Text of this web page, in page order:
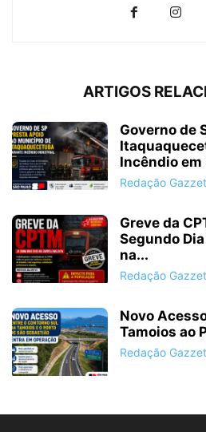
ARTIGOS
Governo de
Incêndio
Redação
Greve da
Segundo
na...
Redação
Novo
Tamoios ao
Redação